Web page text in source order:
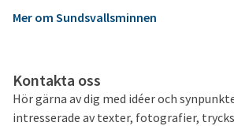
Mer om Sundsvallsminnen
Kontakta oss
Hör gärna av dig med idéer och
intresserade av texter, fotografier,